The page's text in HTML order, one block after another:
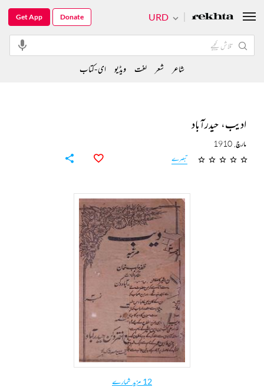
ادیب، حیدرآباد
مارچ, 1910
تبصرے
12 مزید شمارے
URD
Get App Donate
شاعر شعر لغت ویڈیو ای-کتاب